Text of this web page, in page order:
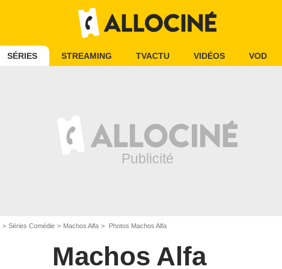
SÉRIES STREAMING TVACTU VIDÉOS VOD
Séries Comédie Machos Alfa Photos Machos Alfa
Machos Alfa